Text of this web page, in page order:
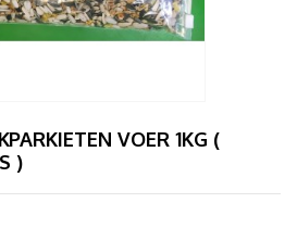
VOER 1KG (
)